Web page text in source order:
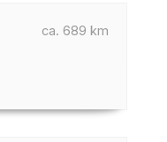
ca. 689 km